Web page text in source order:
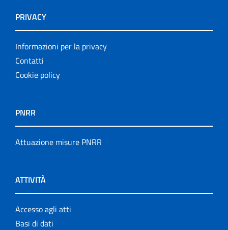
PRIVACY
Informazioni per la privacy
Contatti
Cookie policy
PNRR
Attuazione misure PNRR
ATTIVITÀ
Accesso agli atti
Basi di dati